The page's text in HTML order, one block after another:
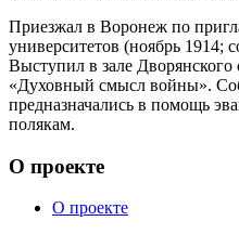
Приезжал в Воронеж по
университетов (ноябрь 1914;
Выступил в зале
«Духовный смысл войны».
предназначались в помощь
полякам.
О проекте
О проекте